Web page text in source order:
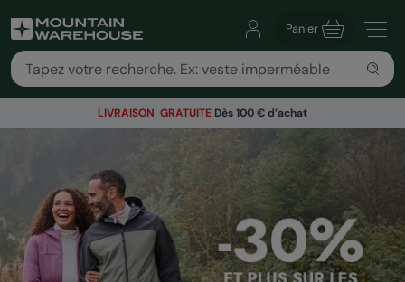
Panier
LIVRAISON GRATUITE Dès 100 € d’achat